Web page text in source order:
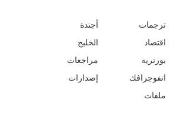
ترجمات
اقتصاد
بورتريه
انفوجرافك
ملفات
أجندة
الخليج
مراجعات
إصدارات